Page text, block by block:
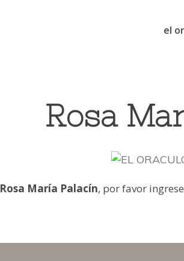
el
Rosa
Rosa María Palacín, por favor